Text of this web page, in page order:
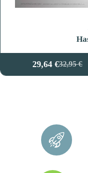
32,95€
El
precio
29,64€El
precio